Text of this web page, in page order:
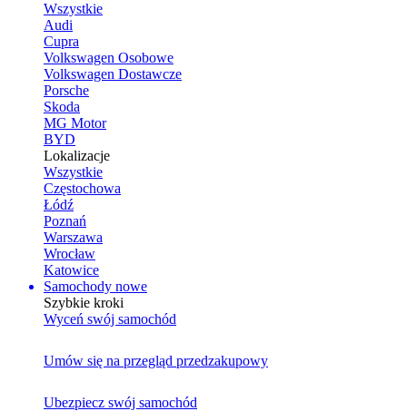
Wszystkie
Audi
Cupra
Volkswagen Osobowe
Volkswagen Dostawcze
Porsche
Skoda
MG Motor
BYD
Lokalizacje
Wszystkie
Częstochowa
Łódź
Poznań
Warszawa
Wrocław
Katowice
Samochody nowe
Szybkie kroki
Wyceń swój samochód
Umów się na przegląd przedzakupowy
Ubezpiecz swój samochód